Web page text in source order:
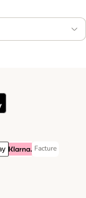
Method
Method
Pay Payment Method
Klarna Payment Method
Facture
Facture